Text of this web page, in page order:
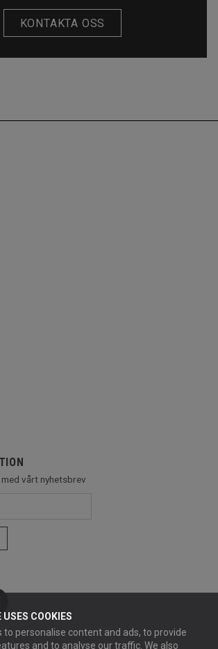
COOKIES
to personalise content and ads, to provide
and to analyse our traffic. We also
KONTAKTA OSS
vårt nyhetsbrev